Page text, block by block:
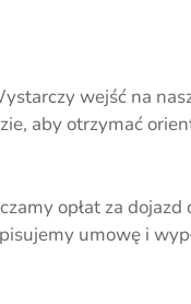
wejść na
aby otrzymać
opłat za dojazd
umowę i